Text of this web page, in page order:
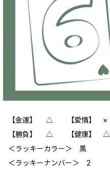
【金運】 △ 【愛情】 ×
【勝負】 △ 【健康】 △
＜ラッキーカラー＞ 黒
＜ラッキーナンバー＞ 2